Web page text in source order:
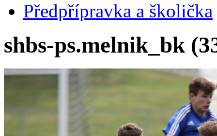
Předpřípravka a školička
shbs-ps.melnik_bk